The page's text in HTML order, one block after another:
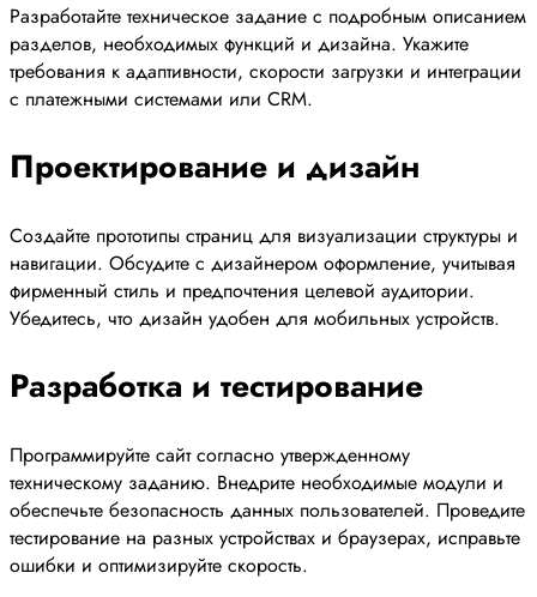
Разработайте техническое задание с подробным описанием
разделов, необходимых функций и дизайна. Укажите
требования к адаптивности, скорости загрузки и интеграции
с платежными системами или CRM.
Проектирование и дизайн
Создайте прототипы страниц для визуализации структуры и
навигации. Обсудите с дизайнером оформление, учитывая
фирменный стиль и предпочтения целевой аудитории.
Убедитесь, что дизайн удобен для мобильных устройств.
Разработка и тестирование
Программируйте сайт согласно утвержденному
техническому заданию. Внедрите необходимые модули и
обеспечьте безопасность данных пользователей. Проведите
тестирование на разных устройствах и браузерах, исправьте
ошибки и оптимизируйте скорость.